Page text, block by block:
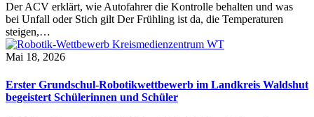
Der ACV erklärt, wie Autofahrer die Kontrolle behalten und was
bei Unfall oder Stich gilt Der Frühling ist da, die Temperaturen
steigen,…
Mai 18, 2026
Erster Grundschul-Robotikwettbewerb im Landkreis Waldshut
begeistert Schülerinnen und Schüler